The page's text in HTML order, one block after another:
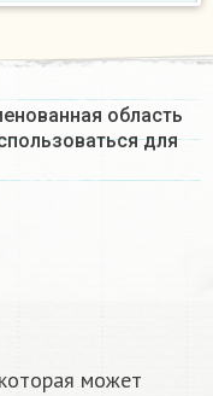
область
для
может